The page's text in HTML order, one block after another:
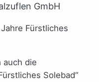
GmbH
auch die
Solebad“